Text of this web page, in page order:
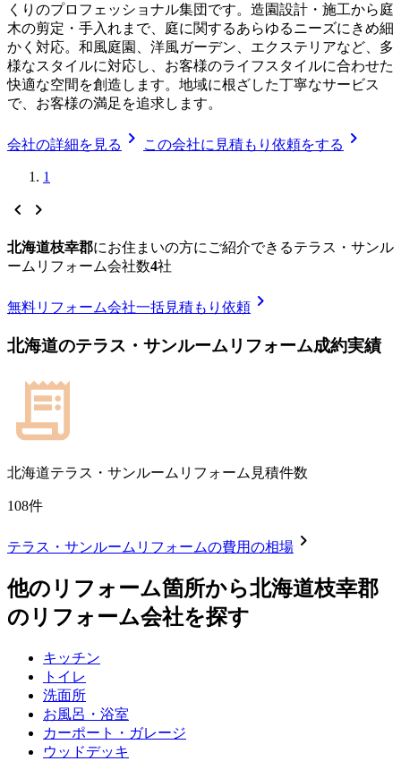
くりのプロフェッショナル集団です。造園設計・施工から庭
木の剪定・手入れまで、庭に関するあらゆるニーズにきめ細
かく対応。和風庭園、洋風ガーデン、エクステリアなど、多
様なスタイルに対応し、お客様のライフスタイルに合わせた
快適な空間を創造します。地域に根ざした丁寧なサービス
で、お客様の満足を追求します。
会社の詳細を見る chevron_right この会社に見積もり依頼をする chevron_right
1
chevron_left chevron_right
北海道枝幸郡にお住まいの方にご紹介できるテラス・サンル
ームリフォーム会社数4社
無料リフォーム会社一括見積もり依頼 chevron_right
北海道のテラス・サンルームリフォーム成約実績
北海道テラス・サンルームリフォーム見積件数
108件
テラス・サンルームリフォームの費用の相場 chevron_right
他のリフォーム箇所から北海道枝幸郡
のリフォーム会社を探す
キッチン
トイレ
洗面所
お風呂・浴室
カーポート・ガレージ
ウッドデッキ